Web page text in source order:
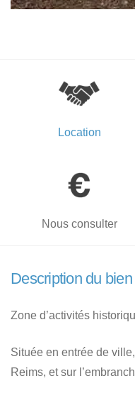
Location
Nous consulter
Description du bien
Zone d’activités
Située en entrée de
Reims, et sur